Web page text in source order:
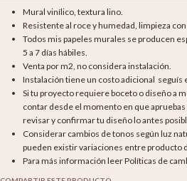
Mural vinílico, textura lino.
Resistente al roce y humedad, limpieza
Todos mis papeles murales se producen
5 a 7 días hábiles.
Venta por m2, no considera instalación.
Instalación tiene un costo adicional seguís
Si tu proyecto requiere boceto o diseño a
contar desde el momento en que
revisar y confirmar tu diseño lo antes
Considerar cambios de tonos según luz
pueden existir variaciones entre producto
Para más información leer Políticas de